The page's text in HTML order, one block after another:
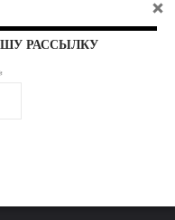
РАССЫЛКУ